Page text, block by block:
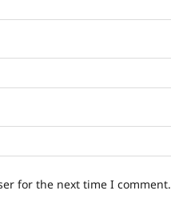
for the next time I comment.